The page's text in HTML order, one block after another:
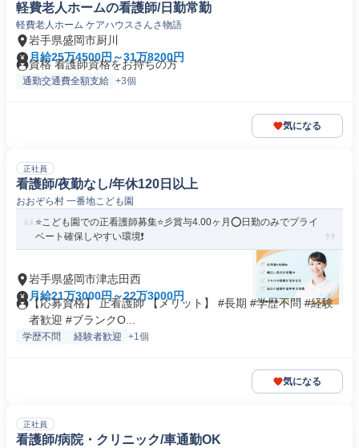
軽費老人ホームの看護師/日勤常勤
軽費老人ホーム ケアハウスさんさ物語
岩手県盛岡市厨川
月給25万4500円～31万8200円
資格 看護師資格をお持ちの方
通勤交通費全額支給 +3個
気になる
正社員
看護師/夜勤なし/年休120日以上
おおぞら村 一番地こども園
⭐こども園での正看護師募集⭐彡賞与4.00ヶ月⭕日勤のみでプライ
ベート確保しやすい環境❗️
岩手県盛岡市津志田西
月給21万3000円～22万3000円
【応募資格】 正看護師 【メリット】 #長期 #学歴不問 #経験
者歓迎 #ブランクO...
学歴不問 経験者歓迎 +1個
気になる
正社員
看護師/病院・クリニック/車通勤OK